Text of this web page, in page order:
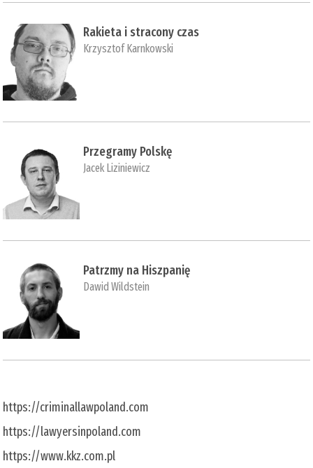
Rakieta i stracony czas
Krzysztof Karnkowski
Przegramy Polskę
Jacek Liziniewicz
Patrzmy na Hiszpanię
Dawid Wildstein
https://criminallawpoland.com
https://lawyersinpoland.com
https://www.kkz.com.pl